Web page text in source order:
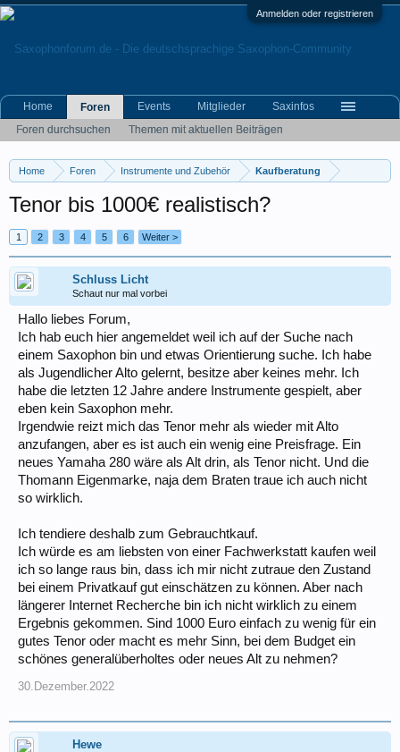
Anmelden oder registrieren
Home Foren Instrumente und Zubehör Kaufberatung
Tenor bis 1000€ realistisch?
1 2 3 4 5 6 Weiter >
Schluss Licht
Schaut nur mal vorbei
Hallo liebes Forum,
Ich hab euch hier angemeldet weil ich auf der Suche nach
einem Saxophon bin und etwas Orientierung suche. Ich habe
als Jugendlicher Alto gelernt, besitze aber keines mehr. Ich
habe die letzten 12 Jahre andere Instrumente gespielt, aber
eben kein Saxophon mehr.
Irgendwie reizt mich das Tenor mehr als wieder mit Alto
anzufangen, aber es ist auch ein wenig eine Preisfrage. Ein
neues Yamaha 280 wäre als Alt drin, als Tenor nicht. Und die
Thomann Eigenmarke, naja dem Braten traue ich auch nicht
so wirklich.
Ich tendiere deshalb zum Gebrauchtkauf.
Ich würde es am liebsten von einer Fachwerkstatt kaufen weil
ich so lange raus bin, dass ich mir nicht zutraue den Zustand
bei einem Privatkauf gut einschätzen zu können. Aber nach
längerer Internet Recherche bin ich nicht wirklich zu einem
Ergebnis gekommen. Sind 1000 Euro einfach zu wenig für ein
gutes Tenor oder macht es mehr Sinn, bei dem Budget ein
schönes generalüberholtes oder neues Alt zu nehmen?
30.Dezember.2022
Hewe
Home
Foren
Foren durchsuchen
Themen mit aktuellen Beiträgen
Events Mitglieder Saxinfos